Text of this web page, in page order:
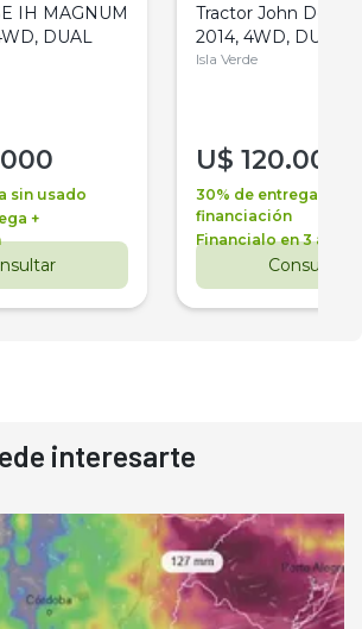
IH MAGNUM
DUAL
sin usado
+
Tractor John Deere
2014, 4WD, DUAL
Isla Verde
U$ 120.000
30% de entrega +
financiación
Financialo en 3 años
Consultar
interesarte